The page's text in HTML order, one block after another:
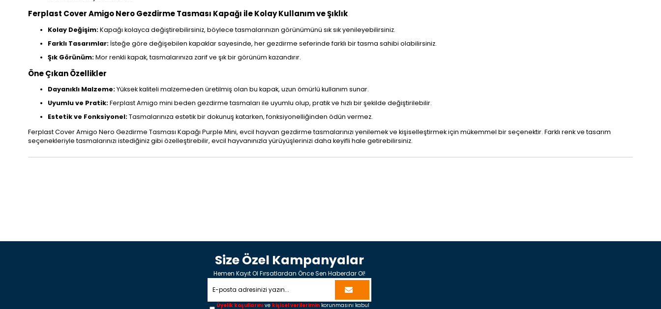
Ferplast Cover Amigo Nero Gezdirme Tasması Kapağı ile Kolay Kullanım ve Şıklık
Kolay Değişim:Kapağı kolayca değiştirebilirsiniz, böylece tasmalarınızın görünümünü sık sık yenileyebilirsiniz.
Farklı Tasarımlar: İsteğe göre değişebilen kapaklar sayesinde, her gezdirme seferinde farklı bir tasma sahibi olabilirsiniz.
Şık Görünüm:Mor renkli kapak, tasmalarınıza zarif ve şık bir görünüm kazandırır.
Öne Çıkan Özellikler
Dayanıklı Malzeme:Yüksek kaliteli malzemeden üretilmiş olan bu kapak, uzun ömürlü kullanım sunar.
Uyumlu ve Pratik:Ferplast Amigo mini beden gezdirme tasmaları ile uyumlu olup, pratik ve hızlı bir şekilde değiştirilebilir.
Estetik ve Fonksiyonel:Tasmalarınıza estetik bir dokunuş katarken, fonksiyonelliğinden ödün vermez.
Ferplast Cover Amigo Nero Gezdirme Tasması Kapağı Purple Mini, evcil hayvan gezdirme tasmalarınızı yenilemek ve kişiselleştirmek için mükemmel bir seçenektir. Farklı renk ve tasarım
seçenekleriyle tasmalarınızı istediğiniz gibi özelleştirebilir, evcil hayvanınızla yürüyüşlerinizi daha keyifli hale getirebilirsiniz.
Size Özel Kampanyalar
Hemen Kayıt Ol Fırsatlardan Önce Sen Haberdar Ol!
Üyelik koşullarını ve kişisel verilerimin korunmasını kabul